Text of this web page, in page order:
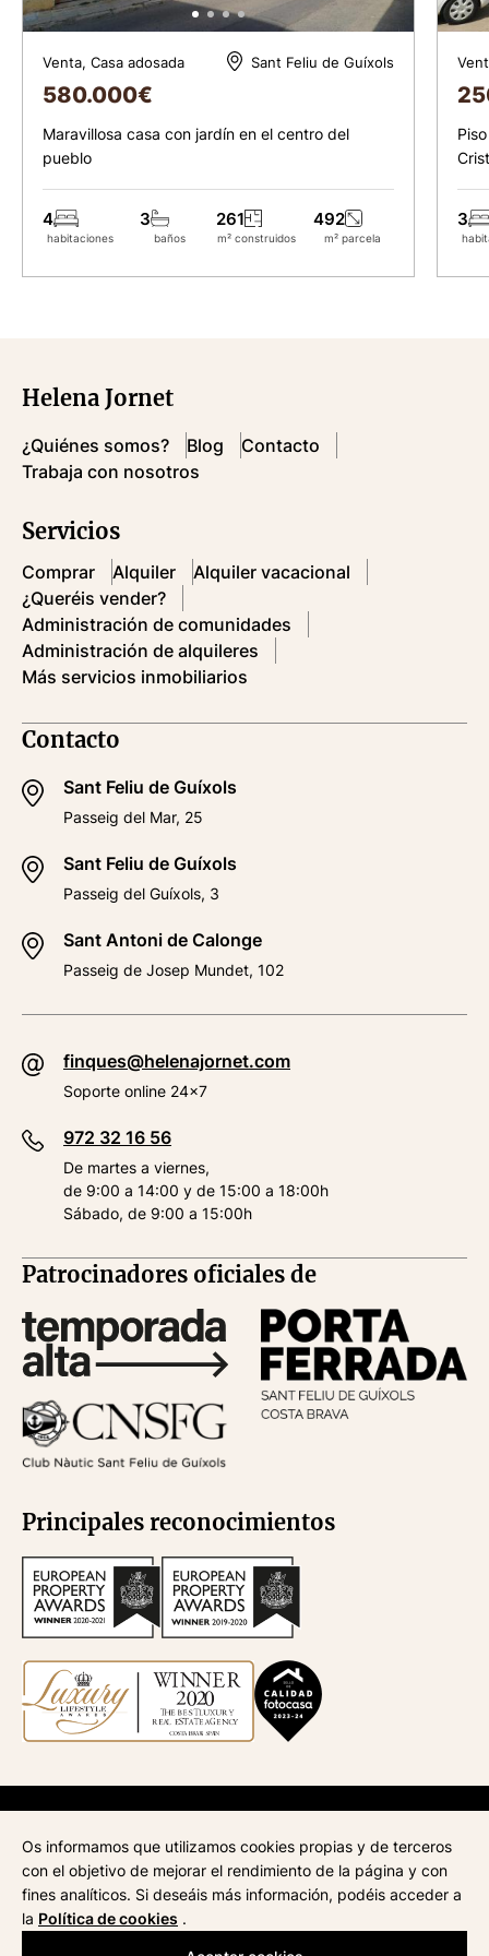
Venta, Casa adosada Sant Feliu de Guíxols
580.000€
Maravillosa casa con jardín en el centro del
pueblo
4
habitaciones
3
baños
261
m² construidos
492
m² parcela
3
Contacto
Sant Feliu de Guíxols
Passeig del Mar, 25
Sant Feliu de Guíxols
Passeig del Guíxols, 3
Sant Antoni de Calonge
Passeig de Josep Mundet, 102
finques@helenajornet.com
Soporte online 24x7
972 32 16 56
De martes a viernes,
de 9:00 a 14:00 y de 15:00 a 18:00h
Sábado, de 9:00 a 15:00h
Helena Jornet
¿Quiénes somos? Blog
Contacto
Trabaja con nosotros
Servicios
Comprar Alquiler
Alquiler vacacional
¿Queréis vender?
Administración de comunidades
Administración de alquileres
Más servicios inmobiliarios
Patrocinadores oficiales de
Principales reconocimientos
Aviso legal
Política de privacidad
Política de cookies
Os informamos que utilizamos cookies propias y de terceros
con el objetivo de mejorar el rendimiento de la página y con
fines analíticos. Si deseáis más información, podéis acceder a
la Política de cookies .